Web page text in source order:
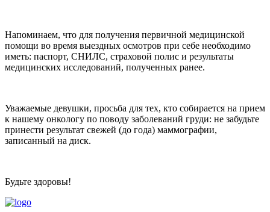
Напоминаем, что для получения первичной медицинской
помощи во время выездных осмотров при себе необходимо
иметь: паспорт, СНИЛС, страховой полис и результаты
медицинских исследований, полученных ранее.
Уважаемые девушки, просьба для тех, кто собирается на прием
к нашему онкологу по поводу заболеваний груди: не забудьте
принести результат свежей (до года) маммографии,
записанный на диск.
Будьте здоровы!